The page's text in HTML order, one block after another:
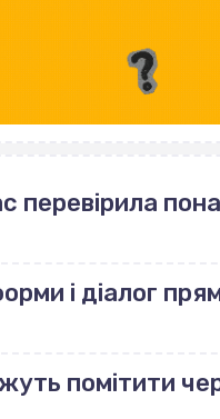
перевірила
і діалог
помітити